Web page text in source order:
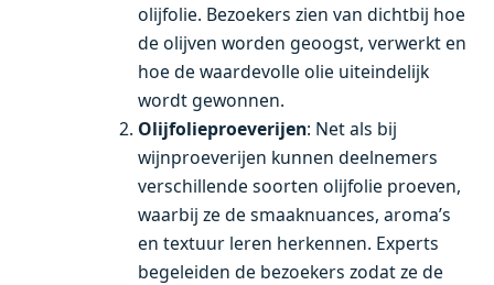
olijfolie. Bezoekers zien van dichtbij hoe
de olijven worden geoogst, verwerkt en
hoe de waardevolle olie uiteindelijk
wordt gewonnen.
Olijfolieproeverijen: Net als bij
wijnproeverijen kunnen deelnemers
verschillende soorten olijfolie proeven,
waarbij ze de smaaknuances, aroma’s
en textuur leren herkennen. Experts
begeleiden de bezoekers zodat ze de